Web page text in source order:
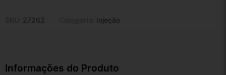
27262 Injeção
Informações do Produto